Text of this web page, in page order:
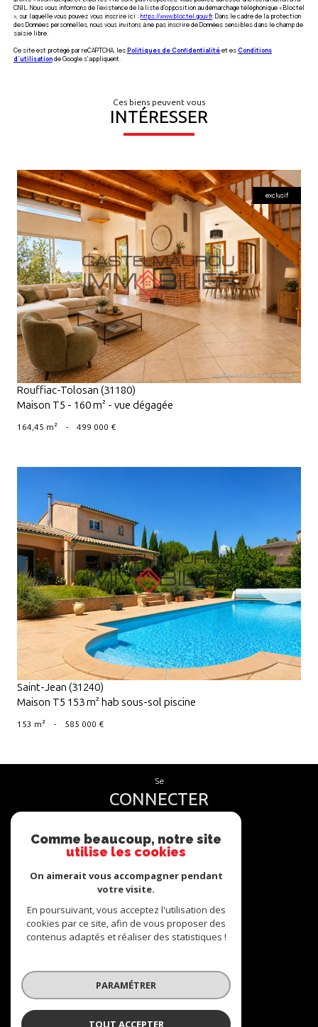
CNIL. Nous vous informons de l’existence de la liste d'opposition au démarchage téléphonique « Bloctel
», sur laquelle vous pouvez vous inscrire ici : https://www.bloctel.gouv.fr. Dans le cadre de la protection
des Données personnelles, nous vous invitons à ne pas inscrire de Données sensibles dans le champ de
saisie libre.
Ce site est protégé par reCAPTCHA, les Politiques de Confidentialitéet esConditions
d'utilisationde Google s'appliquent.
Ces biens peuvent vous
INTÉRESSER
exclusif
VOIR LE BIEN
Rouffiac-Tolosan (31180)
Maison T5 - 160 m² - vue dégagée
164,45 m² - 499 000 €
VOIR LE BIEN
Saint-Jean (31240)
Maison T5 153 m² hab sous-sol piscine
153 m² - 585 000 €
se
CONNECTER
SUIVRE
© 2026 | Tous droits réservés | Traduction powered by Google |
Comme beaucoup, notre site
utilise les cookies
On aimerait vous accompagner pendant
votre visite.
En poursuivant, vous acceptez l'utilisation des
cookies par ce site, afin de vous proposer des
contenus adaptés et réaliser des statistiques !
PARAMÉTRER
TOUT ACCEPTER